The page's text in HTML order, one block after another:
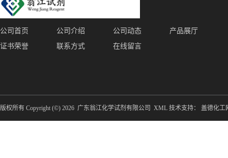
公司首页 公司介绍 公司动态
产品展厅
证书荣誉
联系方式 在线留言
版权所有 Copyright (©) 2026 广东翁江化学试剂有限公司 XML 技术支持： 盖德化工